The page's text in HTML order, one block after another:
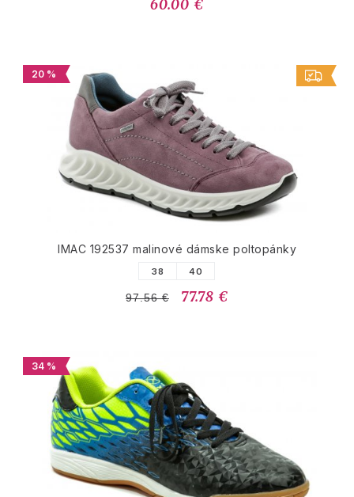
60.00 €
20 %
IMAC 192537 malinové dámske poltopánky
38 40
97.56 € 77.78 €
34 %